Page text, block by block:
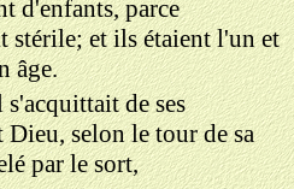
d'enfants, parce
stérile; et ils étaient l'un et
âge.
de ses
selon le tour de sa
par le sort,